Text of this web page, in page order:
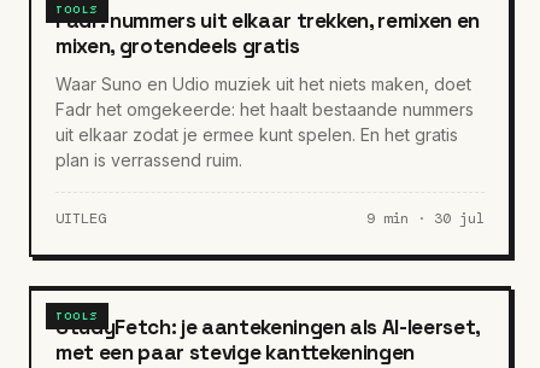
TOOLS
Fadr: nummers uit elkaar trekken, remixen en
mixen, grotendeels gratis
Waar Suno en Udio muziek uit het niets maken, doet
Fadr het omgekeerde: het haalt bestaande nummers
uit elkaar zodat je ermee kunt spelen. En het gratis
plan is verrassend ruim.
UITLEG 9 min · 30 jul
TOOLS
StudyFetch: je aantekeningen als AI-leerset,
met een paar stevige kanttekeningen